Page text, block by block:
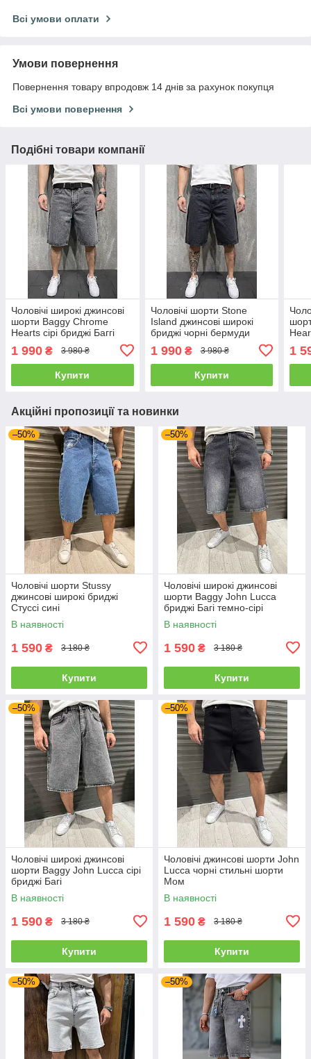
Всі умови оплати
Умови повернення
Повернення товару впродовж 14 днів за рахунок покупця
Всі умови повернення
Подібні товари компанії
Чоловічі широкі джинсові
шорти Baggy Chrome
Hearts сірі бриджі Баггі
1 990 ₴ 3 980 ₴
Купити
Чоловічі шорти Stone
Island джинсові широкі
бриджі чорні бермуди
1 990₴ 3 980 ₴
Купити
1
Акційні пропозиції та новинки
–50%
Чоловічі шорти Stussy
джинсові широкі бриджі
Стуссі сині
В наявності
1 590 ₴ 3 180 ₴
Купити
–50%
Чоловічі широкі джинсові
шорти Baggy John Lucca
бриджі Багі темно-сірі
В наявності
1 590 ₴ 3 180 ₴
Купити
–50%
Чоловічі широкі джинсові
шорти Baggy John Lucca сірі
бриджі Багі
В наявності
1 590 ₴ 3 180 ₴
Купити
–50%
Чоловічі джинсові шорти John
Lucca чорні стильні шорти
Мом
В наявності
1 590 ₴ 3 180 ₴
Купити
–50% –50%